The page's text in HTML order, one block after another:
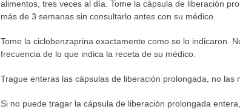
alimentos, tres veces al día. Tome la cápsula de liberación
más de 3 semanas sin consultarlo antes con su médico.
Tome la ciclobenzaprina exactamente como se lo indicaron.
frecuencia de lo que indica la receta de su médico.
Trague enteras las cápsulas de liberación prolongada, no las
Si no puede tragar la cápsula de liberación prolongada